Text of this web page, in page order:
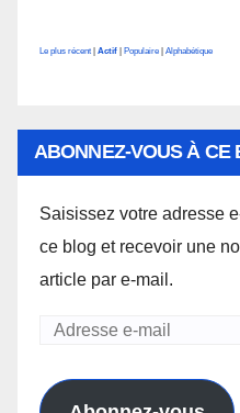
Le plus récent Actif Populaire Alphabétique
ABONNEZ-VOUS À CE
Saisissez votre adresse
ce blog et recevoir une
article par e-mail.
Adresse
mail